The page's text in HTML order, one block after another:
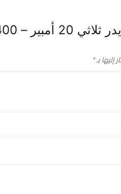
فولت-11053”
إليها بـ*